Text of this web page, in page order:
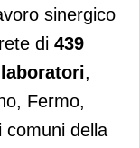
sinergico
di 439
,
Fermo,
comuni della